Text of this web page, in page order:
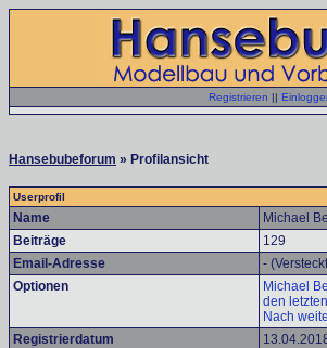
Registrieren ||
Hansebubeforum » Profilansicht
Userprofil
Name
Michael
Beiträge
129
Email-Adresse
-
Optionen
Michael
den
Nach
Registrierdatum